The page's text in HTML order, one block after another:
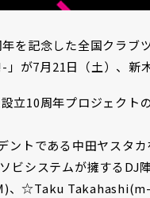
を記念した全国クラ
が7月21日（土）、新
立10周年プロジェクト
ントである中田ヤスタ
ビシステムが擁するDJ
、☆Taku